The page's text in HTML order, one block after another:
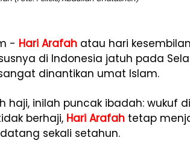
- Hari Arafah atau hari
di Indonesia jatuh pada
dinantikan umat Islam.
haji, inilah puncak ibadah: wukuf
berhaji, Hari Arafah tetap
sekali setahun.